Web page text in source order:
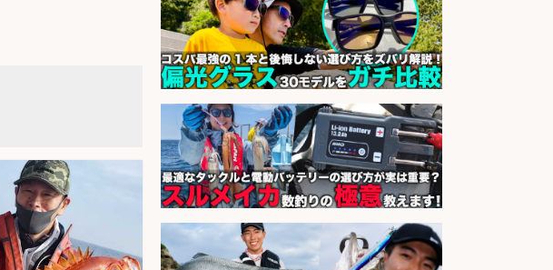
sponsored by 求人ボックス
営業事務/「大津市」「時給1,300
円」小野駅徒歩6分/釣り具メーカー
の物流事務・営業アシスタント/残
業なし×土日祝休み×大型連休あり/
滋賀県/大津市
会社名 株式会社ホットスタッフ滋賀
sponsored by 求人ボックス
営業事務/「大津市」釣り具メーカ